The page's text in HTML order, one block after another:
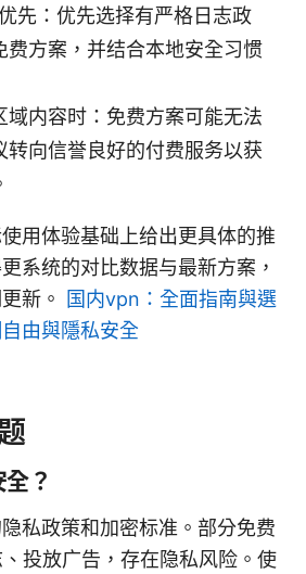
先：优先选择有严格日志政
费方案，并结合本地安全习惯
域内容时：免费方案可能无法
转向信誉良好的付费服务以获
用体验基础上给出更具体的推
系统的对比数据与最新方案，
新。
国内vpn：全面指南與選
由與隱私安全
？
私政策和加密标准。部分免费
投放广告，存在隐私风险。使